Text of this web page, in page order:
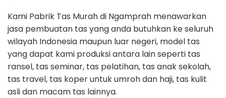
Kami Pabrik Tas Murah di Ngamprah menawarkan
jasa pembuatan tas yang anda butuhkan ke seluruh
wilayah Indonesia maupun luar negeri, model tas
yang dapat kami produksi antara lain seperti tas
ransel, tas seminar, tas pelatihan, tas anak sekolah,
tas travel, tas koper untuk umroh dan haji, tas kulit
asli dan macam tas lainnya.